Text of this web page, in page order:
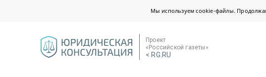
Мы используем cookie-файлы.
Проект
«Российской газеты»
< RG.RU